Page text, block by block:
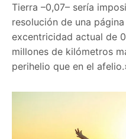
Tierra –0,07– sería
resolución de una
excentricidad actual de
millones de kilómetros
perihelio que en el